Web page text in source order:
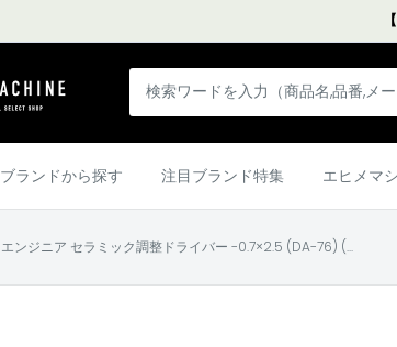
ブランドから探す 注目ブランド特集 エヒメマ
エンジニア セラミック調整ドライバー -0.7×2.5 (DA-76) (...